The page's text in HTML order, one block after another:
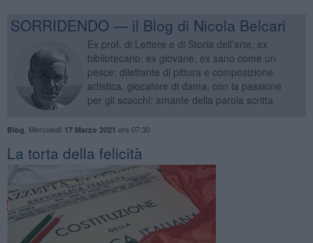
SORRIDENDO — il Blog di Nicola Belcari
Ex prof. di Lettere e di Storia dell’arte, ex
bibliotecario; ex giovane, ex sano come un
pesce; dilettante di pittura e composizione
artistica, giocatore di dama, con la passione
per gli scacchi; amante della parola scritta
Blog Mercoledì 17 Marzo 2021 ore 07:30
La torta della felicità